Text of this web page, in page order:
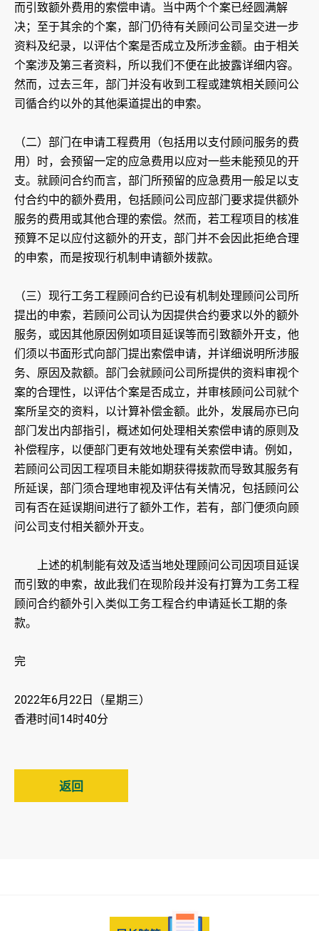
而引致额外费用的索偿申请。当中两个个案已经圆满解
决；至于其余的个案，部门仍待有关顾问公司呈交进一步
资料及纪录，以评估个案是否成立及所涉金额。由于相关
个案涉及第三者资料，所以我们不便在此披露详细内容。
然而，过去三年，部门并没有收到工程或建筑相关顾问公
司循合约以外的其他渠道提出的申索。
（二）部门在申请工程费用（包括用以支付顾问服务的费
用）时，会预留一定的应急费用以应对一些未能预见的开
支。就顾问合约而言，部门所预留的应急费用一般足以支
付合约中的额外费用，包括顾问公司应部门要求提供额外
服务的费用或其他合理的索偿。然而，若工程项目的核准
预算不足以应付这额外的开支，部门并不会因此拒绝合理
的申索，而是按现行机制申请额外拨款。
（三）现行工务工程顾问合约已设有机制处理顾问公司所
提出的申索，若顾问公司认为因提供合约要求以外的额外
服务，或因其他原因例如项目延误等而引致额外开支，他
们须以书面形式向部门提出索偿申请，并详细说明所涉服
务、原因及款额。部门会就顾问公司所提供的资料审视个
案的合理性，以评估个案是否成立，并审核顾问公司就个
案所呈交的资料，以计算补偿金额。此外，发展局亦已向
部门发出内部指引，概述如何处理相关索偿申请的原则及
补偿程序，以便部门更有效地处理有关索偿申请。例如，
若顾问公司因工程项目未能如期获得拨款而导致其服务有
所延误，部门须合理地审视及评估有关情况，包括顾问公
司有否在延误期间进行了额外工作，若有，部门便须向顾
问公司支付相关额外开支。
上述的机制能有效及适当地处理顾问公司因项目延误
而引致的申索，故此我们在现阶段并没有打算为工务工程
顾问合约额外引入类似工务工程合约申请延长工期的条
款。
完
2022年6月22日（星期三）
香港时间14时40分
返回